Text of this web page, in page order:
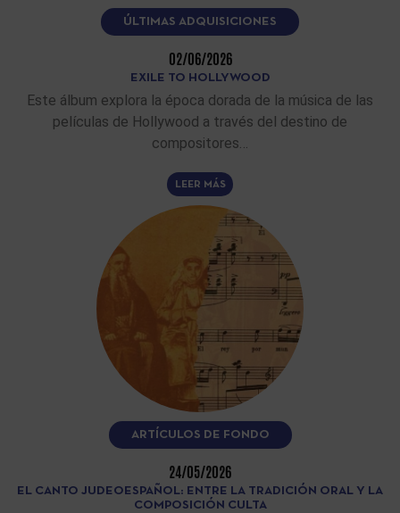
ÚLTIMAS ADQUISICIONES
02/06/2026
EXILE TO HOLLYWOOD
Este álbum explora la época dorada de la música de las
películas de Hollywood a través del destino de
compositores…
LEER MÁS
ARTÍCULOS DE FONDO
24/05/2026
EL CANTO JUDEOESPAÑOL: ENTRE LA TRADICIÓN ORAL Y LA
COMPOSICIÓN CULTA